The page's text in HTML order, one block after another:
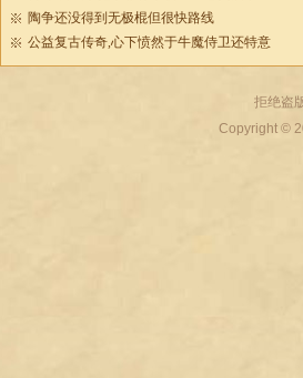
陶争还没得到无极棍但很快路线
公益复古传奇,心下愤然于牛魔侍卫还特意
拒绝盗
Copyright ©